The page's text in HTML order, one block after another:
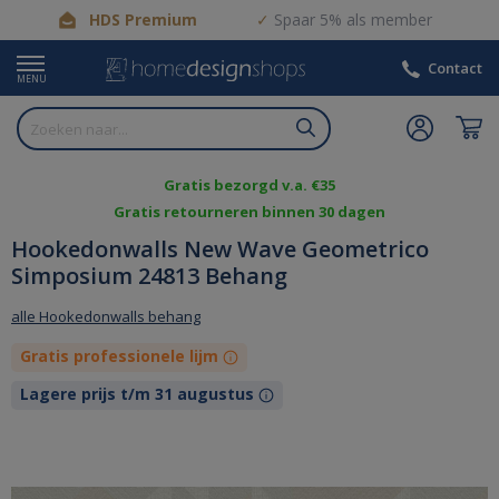
HDS Premium Spaar 5% als member
MENU
Contact
Gratis bezorgd v.a. €35
Gratis retourneren binnen 30 dagen
Hookedonwalls New Wave Geometrico
Simposium 24813 Behang
alle Hookedonwalls behang
Gratis professionele lijm
Lagere prijs t/m 31 augustus